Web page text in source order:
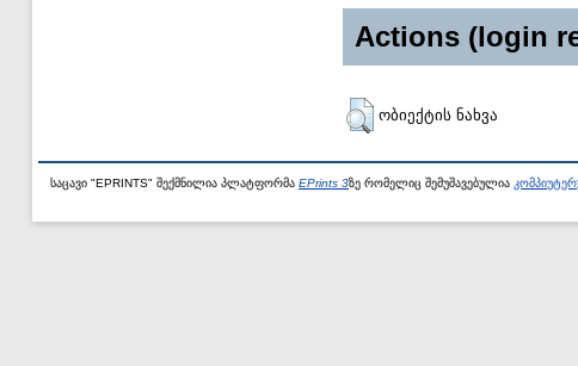
Actions (login
ობიექტის ნახვა
საცავი "EPRINTS" შექმნილია პლატფორმა EPrints 3ზე რომელიც შემუშავებულია